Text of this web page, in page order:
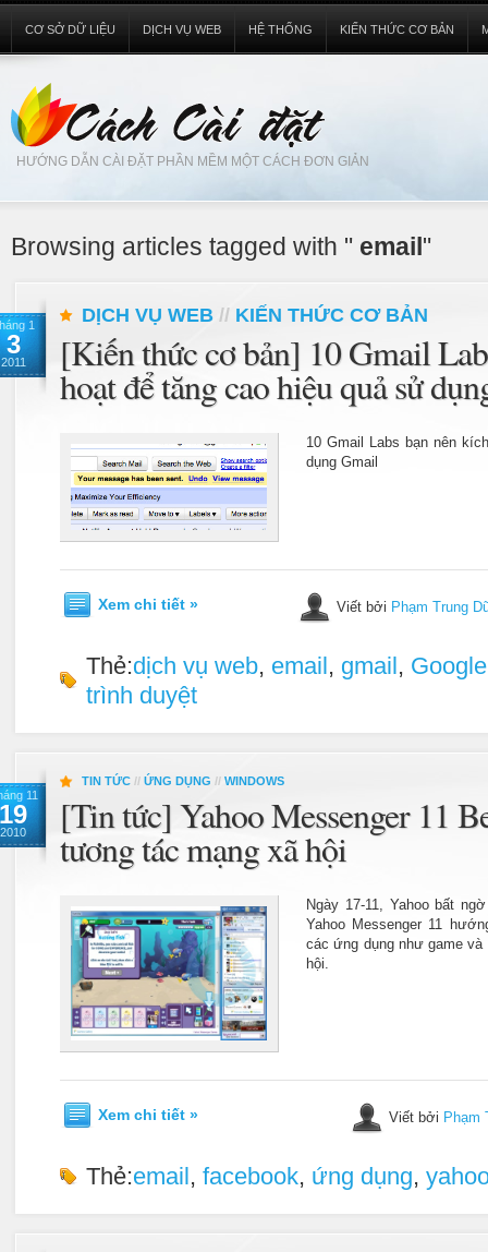
HƯỚNG DẪN CÀI ĐẶT PHẦN MỀM MỘT CÁCH ĐƠN GIẢN
CƠ SỞ DỮ LIỆU DỊCH VỤ WEB HỆ THỐNG KIẾN THỨC CƠ BẢN
Browsing articles tagged with " email"
1
3
2011
DỊCH VỤ WEB // KIẾN THỨC CƠ BẢN
[Kiến thức cơ bản] 10 Gmail
hoạt để tăng cao hiệu quả sử
10 Gmail Labs bạn nên
dụng Gmail
Xem chi tiết » Viết bởi Phạm Trung
Thẻ:dịch vụ web, email, gmail, Google
trình duyệt
11
19
2010
TIN TỨC // ỨNG DỤNG // WINDOWS
[Tin tức] Yahoo Messenger 11
tương tác mạng xã hội
Ngày 17-11, Yahoo bất
Yahoo Messenger 11
các ứng dụng như game
hội.
Xem chi tiết » Viết bởi Phạm
Thẻ:email, facebook, ứng dụng,